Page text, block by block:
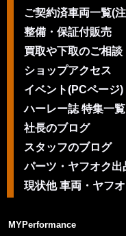
ご契約済車両一覧(
整備・保証付販売
買取や下取のご相談
ショップアクセス
イベント(PCページ)
ハーレー誌 特集一覧
社長のブログ
スタッフのブログ
パーツ・ヤフオク出
現状他 車両・ヤフ
MYPerformance